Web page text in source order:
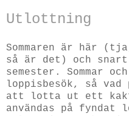
Utlottning
Sommaren är här
så är det) och
semester. Sommar
loppisbesök, så vad
att lotta ut ett
användas på fyndat